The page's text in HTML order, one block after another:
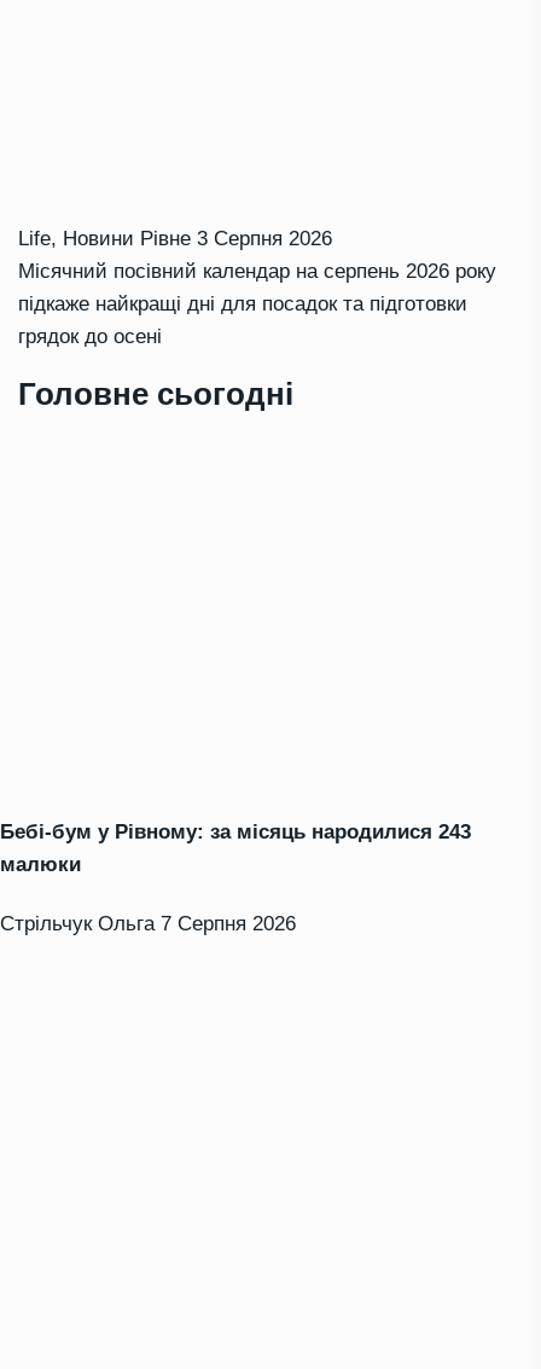
Life, Новини Рівне 3 Серпня 2026
Місячний посівний календар на серпень 2026 року
підкаже найкращі дні для посадок та підготовки
грядок до осені
Головне сьогодні
Бебі-бум у Рівному: за місяць народилися 243
малюки
Стрільчук Ольга 7 Серпня 2026